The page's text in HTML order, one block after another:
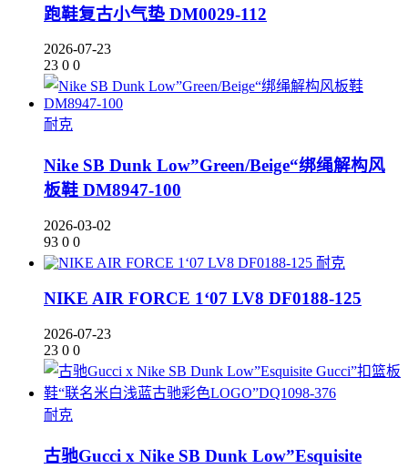
跑鞋复古小气垫 DM0029-112
2026-07-23
23 0 0
耐克
Nike SB Dunk Low”Green/Beige“绑绳解构风
板鞋 DM8947-100
2026-03-02
93 0 0
耐克
NIKE AIR FORCE 1‘07 LV8 DF0188-125
2026-07-23
23 0 0
耐克
古驰Gucci x Nike SB Dunk Low”Esquisite